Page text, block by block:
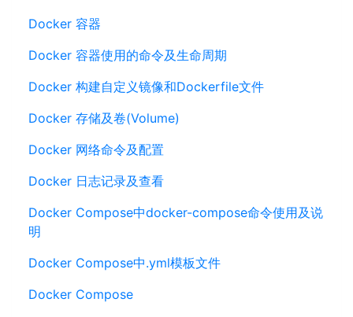
Docker 容器
Docker 容器使用的命令及生命周期
Docker 构建自定义镜像和Dockerfile文件
Docker 存储及卷(Volume)
Docker 网络命令及配置
Docker 日志记录及查看
Docker Compose中docker-compose命令使用及说
明
Docker Compose中.yml模板文件
Docker Compose